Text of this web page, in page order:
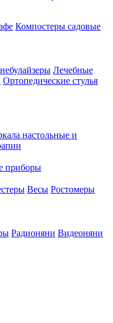
Компостеры садовые
Лечебные
Ортопедические стулья
настольные и
приборы
Весы Ростомеры
Радионяни Видеоняни